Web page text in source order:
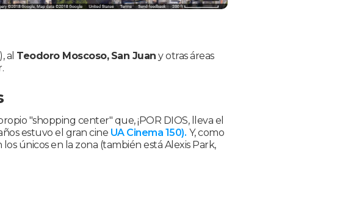
al Teodoro Moscoso, San Juan y otras áreas
"shopping center" que, ¡POR DIOS, lleva el
estuvo el gran cine UA Cinema 150). Y, como
únicos en la zona (también está Alexis Park,